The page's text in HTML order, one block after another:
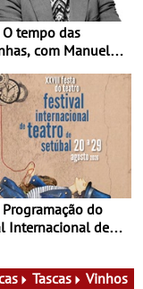
com Manuel
na MAAT
3 de Setembro,
Internacional de
Tascas
Vinhos